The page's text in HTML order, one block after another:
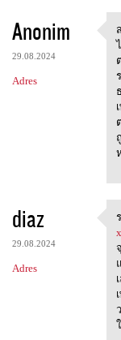
Anonim
29.08.2024
Adres
ส
diaz
29.08.2024
Adres
ร